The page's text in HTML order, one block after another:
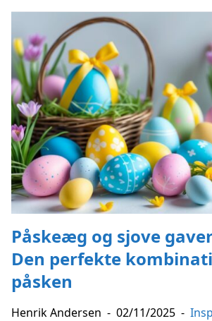
Påskeæg og sjove
Den perfekte
påsken
Henrik Andersen - 02/11/2025 -